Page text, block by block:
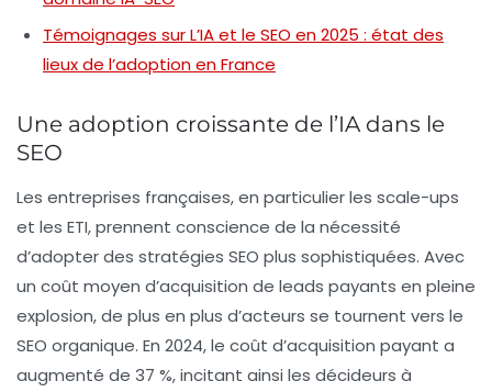
Témoignages sur L’IA et le SEO en 2025 : état des
lieux de l’adoption en France
Une adoption croissante de l’IA dans le
SEO
Les entreprises françaises, en particulier les scale-ups
et les ETI, prennent conscience de la nécessité
d’adopter des stratégies SEO plus sophistiquées. Avec
un coût moyen d’acquisition de leads payants en pleine
explosion, de plus en plus d’acteurs se tournent vers le
SEO organique. En 2024, le coût d’acquisition payant a
augmenté de 37 %, incitant ainsi les décideurs à